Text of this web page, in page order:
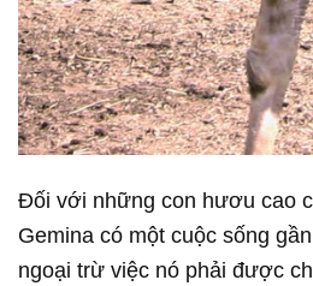
Đối với những con hươu cao
Gemina có một cuộc sống
ngoại trừ việc nó phải được